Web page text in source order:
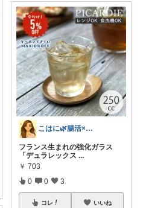
こはに🌿腸活×美容×暮らし
フランス生まれの強化ガラス
「デュラレックス ...
￥ 703
0 0 3
コレ いいね